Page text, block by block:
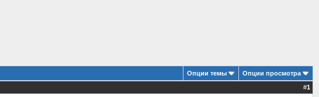
Опции темы
Опции просмотра
#1